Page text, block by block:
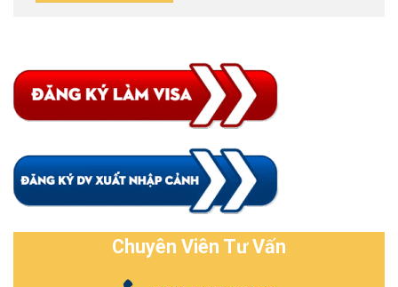
Chuyên Viên Tư Vấn